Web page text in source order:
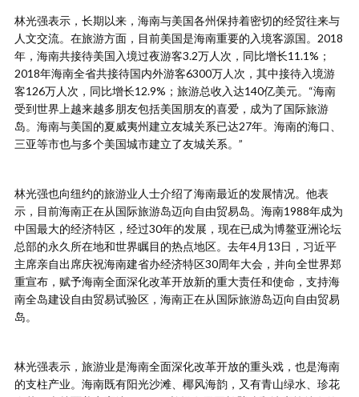
林光强表示，长期以来，海南与美国各州保持着密切的经贸往来与
人文交流。在旅游方面，目前美国是海南重要的入境客源国。2018
年，海南共接待美国入境过夜游客3.2万人次，同比增长11.1%；
2018年海南全省共接待国内外游客6300万人次，其中接待入境游
客126万人次，同比增长12.9%；旅游总收入达140亿美元。“海南
受到世界上越来越多朋友包括美国朋友的喜爱，成为了国际旅游
岛。海南与美国的夏威夷州建立友城关系已达27年。海南的海口、
三亚等市也与多个美国城市建立了友城关系。”
林光强也向纽约的旅游业人士介绍了海南最近的发展情况。他表
示，目前海南正在从国际旅游岛迈向自由贸易岛。海南1988年成为
中国最大的经济特区，经过30年的发展，现在已成为博鳌亚洲论坛
总部的永久所在地和世界瞩目的热点地区。去年4月13日，习近平
主席亲自出席庆祝海南建省办经济特区30周年大会，并向全世界郑
重宣布，赋予海南全面深化改革开放新的重大责任和使命，支持海
南全岛建设自由贸易试验区，海南正在从国际旅游岛迈向自由贸易
岛。
林光强表示，旅游业是海南全面深化改革开放的重头戏，也是海南
的支柱产业。海南既有阳光沙滩、椰风海韵，又有青山绿水、珍花